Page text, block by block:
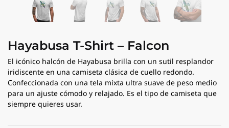
Hayabusa T-Shirt – Falcon
El icónico halcón de Hayabusa brilla con un sutil resplandor
iridiscente en una camiseta clásica de cuello redondo.
Confeccionada con una tela mixta ultra suave de peso medio
para un ajuste cómodo y relajado. Es el tipo de camiseta que
siempre quieres usar.